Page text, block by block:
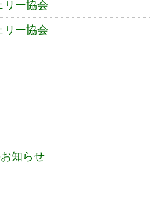
リー協会
リー協会
知らせ